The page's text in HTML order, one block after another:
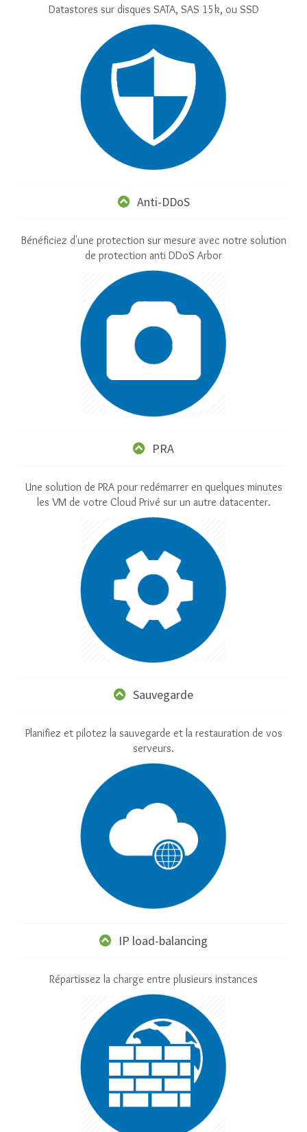
Datastores sur disques SATA, SAS 15k, ou SSD
Anti-DDoS
Bénéficiez d'une protection sur mesure avec notre solution
de protection anti DDoS Arbor
PRA
Une solution de PRA pour redémarrer en quelques minutes
les VM de votre Cloud Privé sur un autre datacenter.
Sauvegarde
Planifiez et pilotez la sauvegarde et la restauration de vos
serveurs.
IP load-balancing
Répartissez la charge entre plusieurs instances